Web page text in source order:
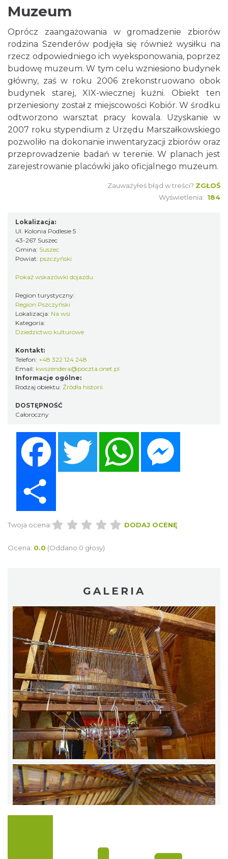
Muzeum
Oprócz zaangażowania w gromadzenie zbiorów
rodzina Szenderów podjęła się również wysiłku na
rzecz odpowiedniego ich wyeksponowania, poprzez
budowę muzeum. W tym celu wzniesiono budynek
główny, zaś w roku 2006 zrekonstruowano obok
budynek starej, XIX-wiecznej kuźni. Obiekt ten
przeniesiony został z miejscowości Kobiór. W środku
odtworzono warsztat pracy kowala. Uzyskanie w
2007 roku stypendium z Urzędu Marszałkowskiego
pozwoliło na dokonanie inwentaryzacji zbiorów oraz
przeprowadzenie badań w terenie. W planach jest
zarejestrowanie placówki jako oficjalnego muzeum.
Zauważyłeś błąd w treści? ZGŁOŚ
Wyświetlenia: 184
Lokalizacja:
Ul. Kolonia Podlesie 5
43-267 Suszec
Gmina: Suszec
Powiat: pszczyński
Pokaż wskazówki dojazdu
Region turystyczny:
Region Pszczyński
Lokalizacja: Na wsi
Kategoria:
Dziedzictwo kulturowe
Kontakt:
Telefon: +48 322 124 248
Email: kwszendera@poczta.onet.pl
Informacje ogólne:
Rodzaj obiektu: Źródła historii
DOSTĘPNOŚĆ
Całoroczny
Twitter WhatsApp
Twoja ocena: DODAJ OCENĘ
Ocena: 0.0 (Oddano 0 głosy)
GALERIA